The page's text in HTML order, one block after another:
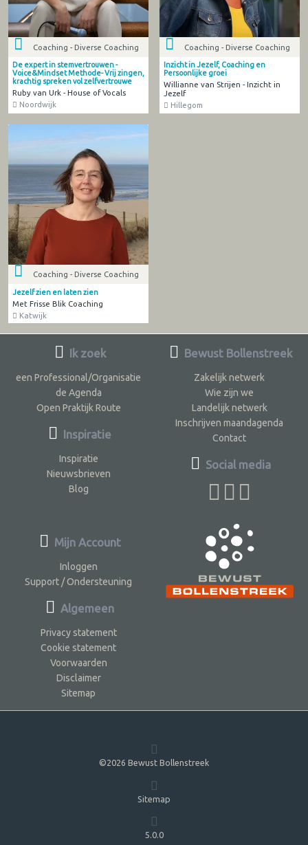
Coaching - Diverse Coaching
De expert in stemvertrouwen -
Voice&Mindset Methode- Vrij zingen,
krachtig spreken vol zelfvertrouwe
Ruby van Urk - House of Vocals
Noordwijk
Coaching - Diverse Coaching
Inzicht in Jezelf, Coaching en
Persoonlijke groei
Willianne van Strijen - Inzicht in
Jezelf
Hillegom
Coaching - Diverse Coaching
Jezelf zien en laten zien
Met Frisse Blik Coaching
Katwijk
Ik zoek
een Professional/Organisatie
de Agenda
Open Praktijk Route
Inspiratie
Inspiratie
Nieuwsbrieven
Blog
Bewust Bollenstreek
Zakelijk netwerk
Wie zijn we
Landelijk netwerk
Inschrijven maandagenda
Contact
Social media
Mijn Account
Inloggen
Support / Ondersteuning
Algemeen
Privacy statement
Cookie statement
Voorwaarden
Disclaimer
Sitemap
©2026 Bewust Bollenstreek
Sitemap
5.0.0